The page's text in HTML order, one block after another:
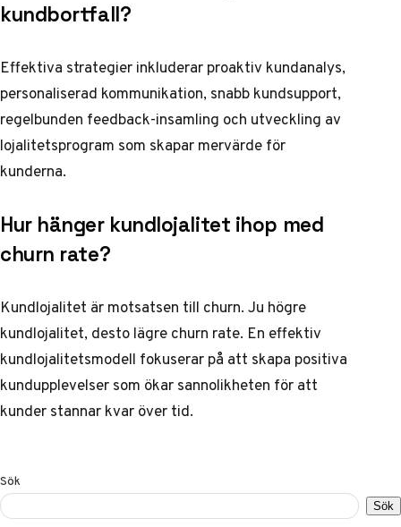
kundbortfall?
Effektiva strategier inkluderar proaktiv kundanalys,
personaliserad kommunikation, snabb kundsupport,
regelbunden feedback-insamling och utveckling av
lojalitetsprogram som skapar mervärde för
kunderna.
Hur hänger kundlojalitet ihop med
churn rate?
Kundlojalitet är motsatsen till churn. Ju högre
kundlojalitet, desto lägre churn rate. En effektiv
kundlojalitetsmodell fokuserar på att skapa positiva
kundupplevelser som ökar sannolikheten för att
kunder stannar kvar över tid.
Sök
Sök